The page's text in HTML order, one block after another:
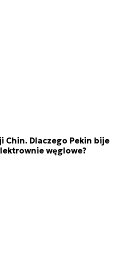
Chin. Dlaczego Pekin bije
węglowe?